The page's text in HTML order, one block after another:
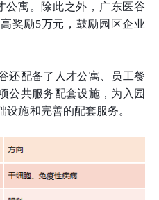
公寓。除此之外，广东医谷
奖励5万元，鼓励园区企业
还配备了人才公寓、员工餐
公共服务配套设施，为入园
施和完善的配套服务。